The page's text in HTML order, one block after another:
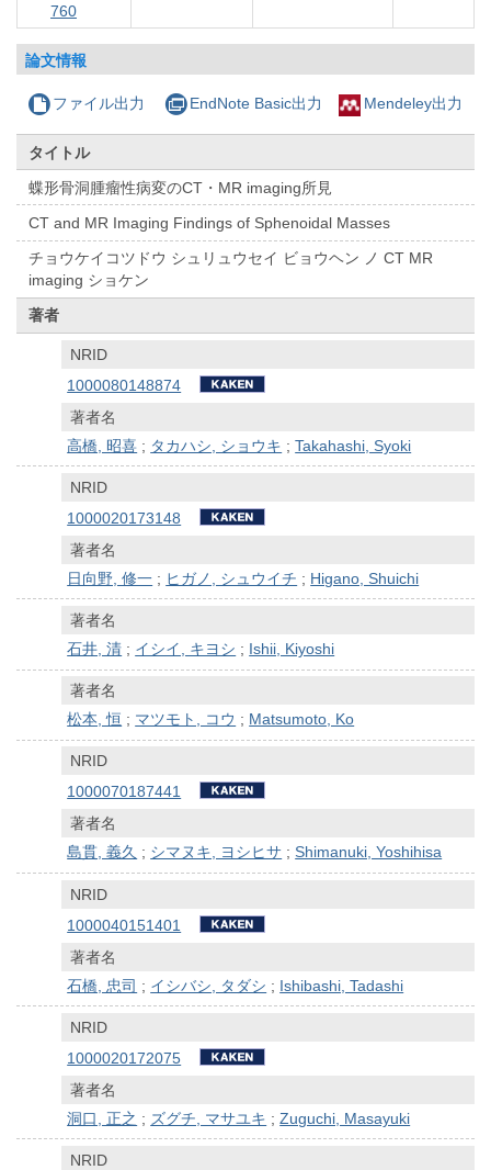
760
論文情報
ファイル出力 EndNote Basic出力 Mendeley出力
タイトル
蝶形骨洞腫瘤性病変のCT・MR imaging所見
CT and MR Imaging Findings of Sphenoidal Masses
チョウケイコツドウ シュリュウセイ ビョウヘン ノ CT MR
imaging ショケン
著者
NRID
1000080148874
著者名
高橋, 昭喜 ; タカハシ, ショウキ ;Takahashi, Syoki
NRID
1000020173148
著者名
日向野, 修一 ; ヒガノ, シュウイチ ; Higano, Shuichi
著者名
石井, 清 ; イシイ, キヨシ ; Ishii, Kiyoshi
著者名
松本, 恒 ; マツモト, コウ ; Matsumoto, Ko
NRID
1000070187441
著者名
島貫, 義久 ; シマヌキ, ヨシヒサ ;Shimanuki, Yoshihisa
NRID
1000040151401
著者名
石橋, 忠司 ; イシバシ, タダシ ; Ishibashi, Tadashi
NRID
1000020172075
著者名
洞口, 正之 ; ズグチ, マサユキ ;Zuguchi, Masayuki
NRID